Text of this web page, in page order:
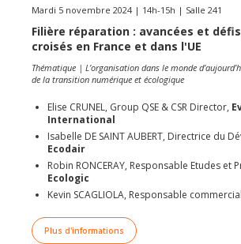
Mardi 5 novembre 2024 | 14h-15h | Salle 241
Filière réparation : avancées et
croisés en France et dans l'UE
Thématique | L’organisation dans le monde
de la transition numérique et écologique
Elise CRUNEL, Group QSE & CSR Director,
International
Isabelle DE SAINT AUBERT, Directrice du
Ecodair
Robin RONCERAY, Responsable Etudes et
Ecologic
Kevin SCAGLIOLA, Responsable
Plus d'informations